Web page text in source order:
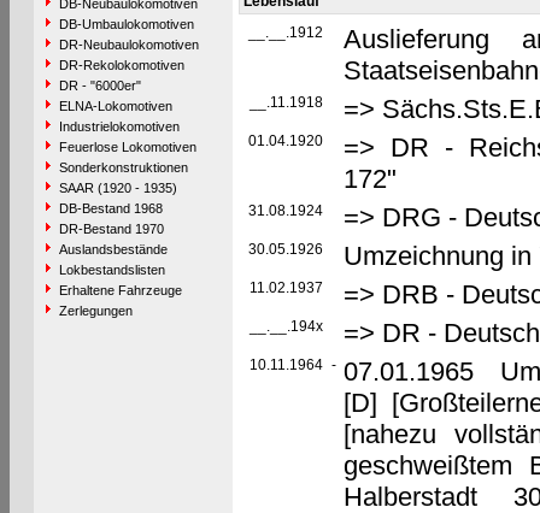
DB-Neubaulokomotiven
DB-Umbaulokomotiven
DR-Neubaulokomotiven
DR-Rekolokomotiven
DR - "6000er"
ELNA-Lokomotiven
Industrielokomotiven
Feuerlose Lokomotiven
Sonderkonstruktionen
SAAR (1920 - 1935)
DB-Bestand 1968
DR-Bestand 1970
Auslandsbestände
Lokbestandslisten
Erhaltene Fahrzeuge
Zerlegungen
__.__.1912
Auslieferung
__.11.1918 =>
01.04.1920
=> DR -
172"
31.08.1924 => DRG -
30.05.1926 Umzeichnung
11.02.1937 => DRB -
__.__.194x => DR -
10.11.1964 - 07.01.1965
[D]
[nahezu
geschweißtem
Halberstadt